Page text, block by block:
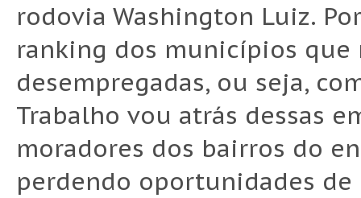
rodovia Washington Luiz.
ranking dos municípios que
desempregadas, ou seja,
Trabalho vou atrás dessas
moradores dos bairros do
perdendo oportunidades de